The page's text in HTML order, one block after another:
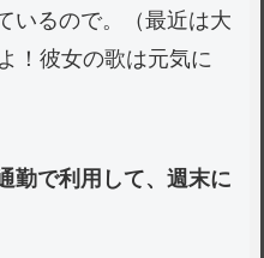
いるので。（最近は大
！彼女の歌は元気に
勤で利用して、週末に